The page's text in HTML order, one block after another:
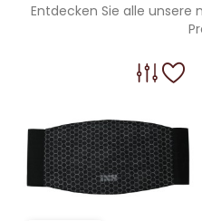
Entdecken Sie alle unsere